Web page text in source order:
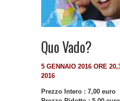
Quo Vado?
5 GENNAIO 2016 ORE
2016
Prezzo Intero : 7,00 euro